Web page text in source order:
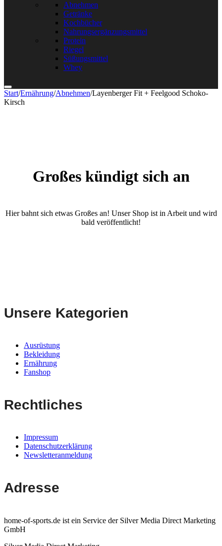
Abnehmen
Getränke
Kochbücher
Nahrungsergänzungsmittel
Protein
Riegel
Süßungsmittel
Whey
Start/Ernährung/Abnehmen/Layenberger Fit + Feelgood Schoko-
Kirsch
Großes kündigt sich an
Hier bahnt sich etwas Großes an! Unser Shop ist in Arbeit und wird
bald veröffentlicht!
Unsere Kategorien
Ausrüstung
Bekleidung
Ernährung
Fanshop
Rechtliches
Impressum
Datenschutzerklärung
Newsletteranmeldung
Adresse
home-of-sports.de ist ein Service der Silver Media Direct Marketing
GmbH